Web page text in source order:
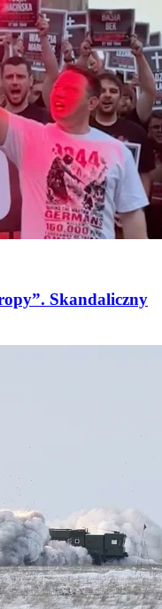
Skandaliczny